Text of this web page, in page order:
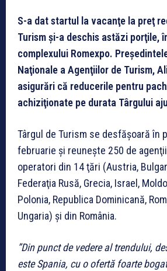
S-a dat startul la vacanţe la preţ
Turism şi-a deschis astăzi porţile,
complexului Romexpo.
Naţionale a Agenţiilor de Turism,
asigurări că reducerile pentru
achiziţionate pe durata Târgului
Târgul de Turism se desfăşoară în
februarie şi reuneşte 250 de
operatori din 14 ţări (Austria,
Federaţia Rusă, Grecia, Israel,
Polonia, Republica Dominicană,
Ungaria) şi din România.
”Din punct de vedere al trendului,
este Spania, cu o ofertă foarte